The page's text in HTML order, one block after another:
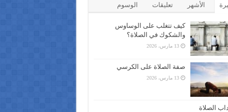
الأشهر تعليقات الوسوم
كيف تتغلب على الوساوس
والشكوك في الصلاة؟
13 مارس، 2026
صفة الصلاة على الكرسي
13 مارس، 2026
الصلاة